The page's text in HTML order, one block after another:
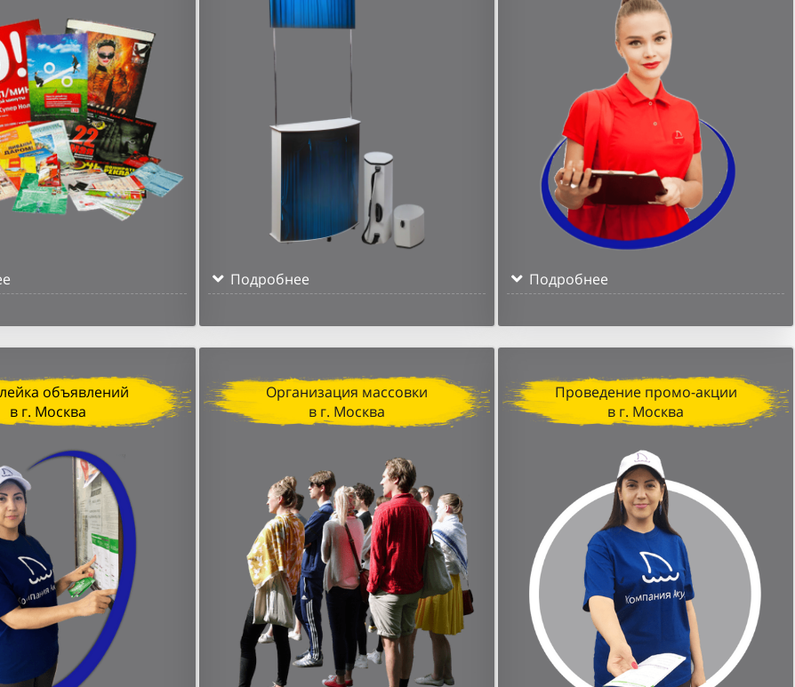
Подробнее Подробнее
объявлений
в г. Москва
Организация массовки
в г. Москва
Проведение промо-акции
в г. Москва